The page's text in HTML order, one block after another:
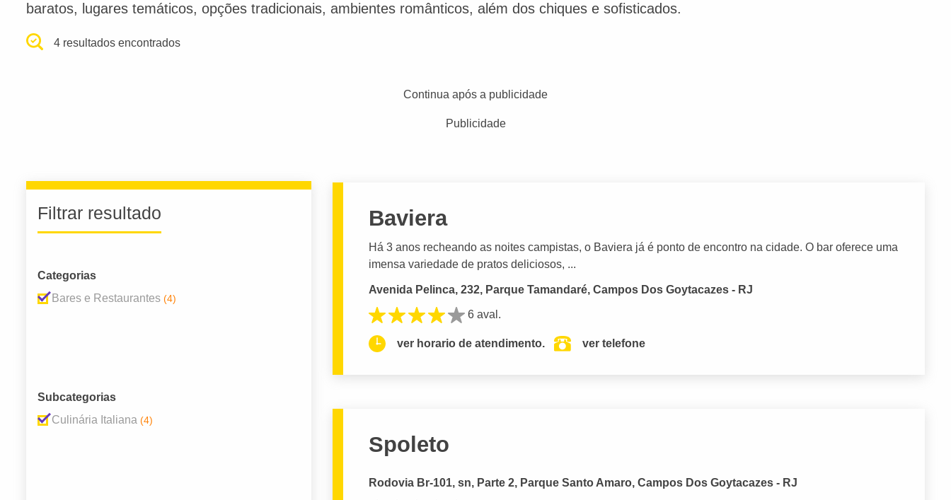
baratos, lugares temáticos, opções tradicionais, ambientes românticos, além dos chiques e sofisticados.
4 resultados encontrados
Continua após a publicidade
Publicidade
Filtrar resultado
Categorias
Bares e Restaurantes (4)
Subcategorias
Culinária Italiana (4)
Baviera
Há 3 anos recheando as noites campistas, o Baviera já é ponto de encontro na cidade. O bar oferece uma
imensa variedade de pratos deliciosos, ...
Avenida Pelinca, 232, Parque Tamandaré, Campos Dos Goytacazes - RJ
6 aval.
ver horario de atendimento. ver telefone
Spoleto
Rodovia Br-101, sn, Parte 2, Parque Santo Amaro, Campos Dos Goytacazes - RJ